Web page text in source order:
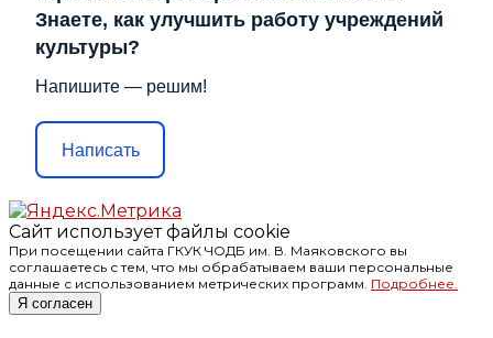
Знаете, как улучшить работу учреждений
культуры?
Напишите — решим!
Написать
Сайт использует файлы cookie
При посещении сайта ГКУК ЧОДБ им. В. Маяковского вы
соглашаетесь с тем, что мы обрабатываем ваши персональные
данные с использованием метрических программ. Подробнее.
Я согласен